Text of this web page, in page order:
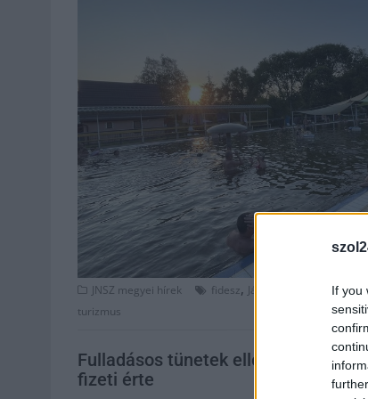
If you
JNSZ megyei hírek fidesz, Jászkunság
turizmus
Fulladásos tünetek ellen használ
fizeti érte